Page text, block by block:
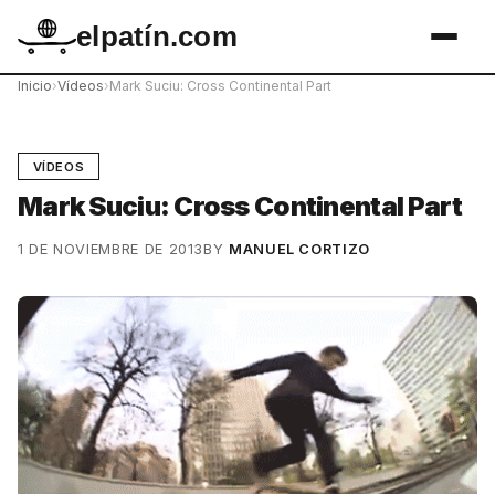
elpatín.com
Inicio›Vídeos›Mark Suciu: Cross Continental Part
VÍDEOS
Mark Suciu: Cross Continental Part
1 DE NOVIEMBRE DE 2013BY MANUEL CORTIZO